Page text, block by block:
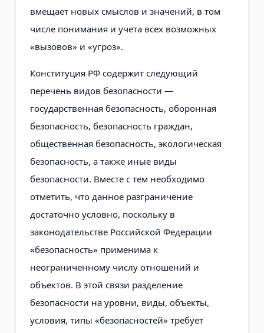
вмещает новых смыслов и значений, в том
числе понимания и учета всех возможных
«вызовов» и «угроз».
Конституция РФ содержит следующий
перечень видов безопасности —
государственная безопасность, оборонная
безопасность, безопасность граждан,
общественная безопасность, экологическая
безопасность, а также иные виды
безопасности. Вместе с тем необходимо
отметить, что данное разграничение
достаточно условно, поскольку в
законодательстве Российской Федерации
«безопасность» применима к
неограниченному числу отношений и
объектов. В этой связи разделение
безопасности на уровни, виды, объекты,
условия, типы «безопасностей» требует